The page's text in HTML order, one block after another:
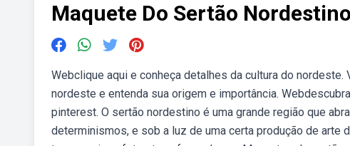
Maquete Do Sertão Nordestino
Webclique aqui e conheça detalhes da cultura do
nordeste e entenda sua origem e importância.
pinterest. O sertão nordestino é uma grande região que
determinismos, e sob a luz de uma certa produção de arte